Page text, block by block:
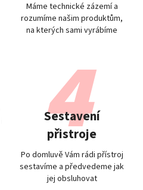
Máme technické zázemí a
rozumíme našim produktům,
na kterých sami vyrábíme
Sestavení
přistroje
Po domluvě Vám rádi přístroj
sestavíme a předvedeme jak
jej obsluhovat